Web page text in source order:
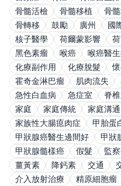
骨髓活檢
骨髓移植 骨
骨轉移
鼓勵 廣州 國
核子醫學
荷爾蒙影響
黑色素瘤
喉癌 喉癌醫
化療副作用
化療脫髮
霍奇金淋巴瘤
肌肉流失
急性白血病
急症室 脊
家庭
家庭傳統 家庭溝通
家族性大腸瘜肉症
甲胎蛋
甲狀腺癌醫生邊間好
甲狀
甲狀腺髓樣癌
假髮 監
薑黃素
降鈣素 交通
介入放射治療
精原細胞瘤